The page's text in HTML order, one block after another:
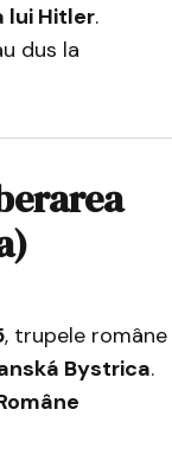
lui Hitler.
dus la
, trupele române
Bystrica.